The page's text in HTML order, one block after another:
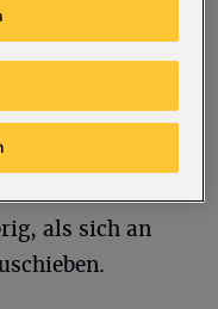
wollen. Die
Archäologie-
der am
der
Mitten in
als sich an